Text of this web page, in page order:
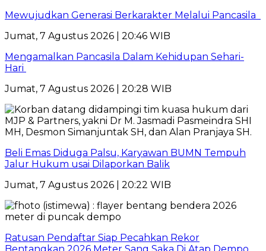
Mewujudkan Generasi Berkarakter Melalui Pancasila
Jumat, 7 Agustus 2026 | 20:46 WIB
Mengamalkan Pancasila Dalam Kehidupan Sehari-
Hari
Jumat, 7 Agustus 2026 | 20:28 WIB
Beli Emas Diduga Palsu, Karyawan BUMN Tempuh
Jalur Hukum usai Dilaporkan Balik
Jumat, 7 Agustus 2026 | 20:22 WIB
Ratusan Pendaftar Siap Pecahkan Rekor
Bentangkan 2026 Meter Sang Saka Di Atap Dempo